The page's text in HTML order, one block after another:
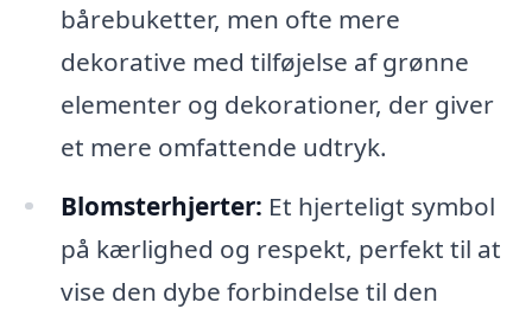
bårebuketter, men ofte mere
dekorative med tilføjelse af grønne
elementer og dekorationer, der giver
et mere omfattende udtryk.
Blomsterhjerter: Et hjerteligt symbol
på kærlighed og respekt, perfekt til at
vise den dybe forbindelse til den